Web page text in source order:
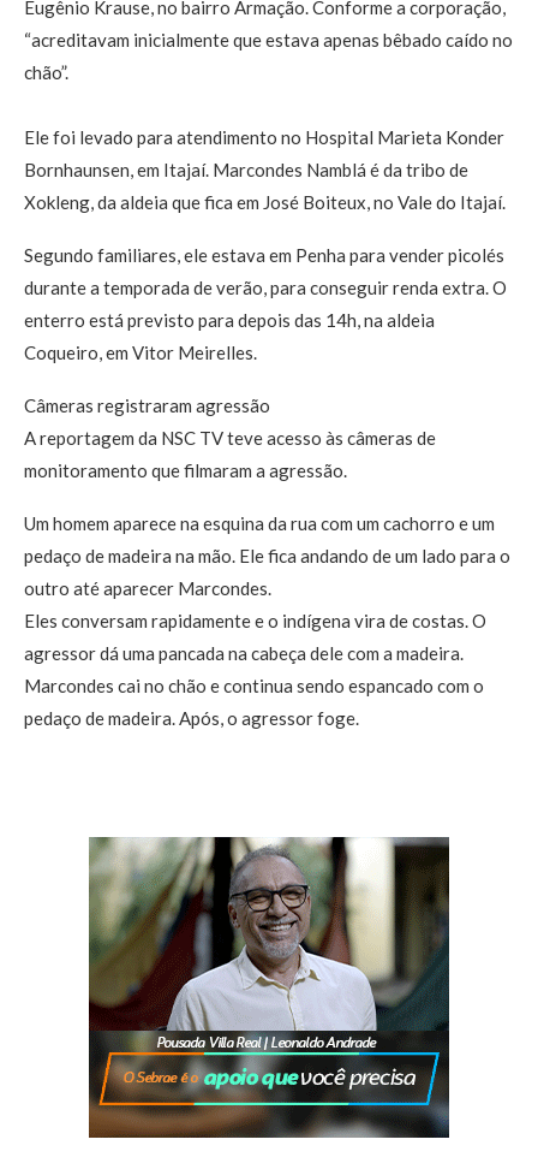
Eugênio Krause, no bairro Armação. Conforme a corporação,
“acreditavam inicialmente que estava apenas bêbado caído no
chão”.
Ele foi levado para atendimento no Hospital Marieta Konder
Bornhaunsen, em Itajaí. Marcondes Namblá é da tribo de
Xokleng, da aldeia que fica em José Boiteux, no Vale do Itajaí.
Segundo familiares, ele estava em Penha para vender picolés
durante a temporada de verão, para conseguir renda extra. O
enterro está previsto para depois das 14h, na aldeia
Coqueiro, em Vitor Meirelles.
Câmeras registraram agressão
A reportagem da NSC TV teve acesso às câmeras de
monitoramento que filmaram a agressão.
Um homem aparece na esquina da rua com um cachorro e um
pedaço de madeira na mão. Ele fica andando de um lado para o
outro até aparecer Marcondes.
Eles conversam rapidamente e o indígena vira de costas. O
agressor dá uma pancada na cabeça dele com a madeira.
Marcondes cai no chão e continua sendo espancado com o
pedaço de madeira. Após, o agressor foge.